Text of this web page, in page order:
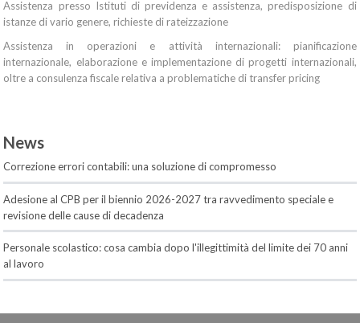
Assistenza presso Istituti di previdenza e assistenza, predisposizione di
istanze di vario genere, richieste di rateizzazione
Assistenza in operazioni e attività internazionali: pianificazione
internazionale, elaborazione e implementazione di progetti internazionali,
oltre a consulenza fiscale relativa a problematiche di transfer pricing
News
Correzione errori contabili: una soluzione di compromesso
Adesione al CPB per il biennio 2026-2027 tra ravvedimento speciale e
revisione delle cause di decadenza
Personale scolastico: cosa cambia dopo l'illegittimità del limite dei 70 anni
al lavoro